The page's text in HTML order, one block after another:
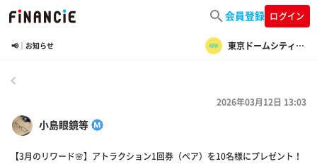
会員登録 ログイン
📢｜お知らせ 東京ドームシティ・ファンコミュニティ
小島眼鏡等
2026年03月12日 13:03
【3月のリワード🌸】アトラクション1回券（ペア）を10名様にプレゼント！